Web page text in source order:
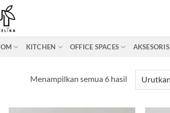
KITCHEN OFFICE SPACES AKSESORIS
Menampilkan semua 6 hasilDiurutkan
menurut